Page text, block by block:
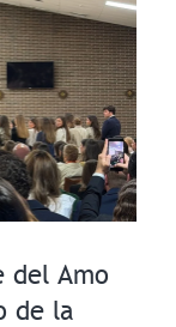
del Amo
de la